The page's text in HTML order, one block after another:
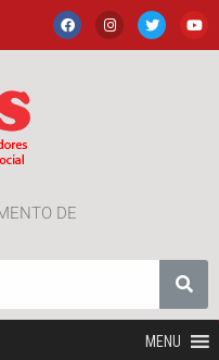
DE
MENU